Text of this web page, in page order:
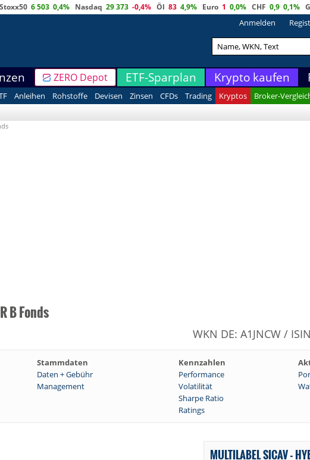
6 503 0,4% Nasdaq 29 373 -0,4% Öl 83 4,9% Euro 1 0,0% CHF 0,9 0,1%
Anmelden
ZERO Depot ETF-Sparplan Krypto kaufen
Anleihen Rohstoffe Devisen Zinsen CFDs Trading Kryptos Broker-
B Fonds
WKN DE: A1JNCW /
Stammdaten Kennzahlen
Daten + Gebühr Performance
Management Volatilität
Sharpe Ratio
Ratings
MULTILABEL SICAV -